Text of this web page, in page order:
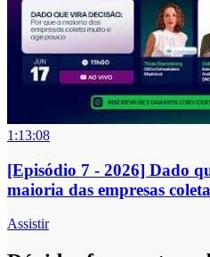
1:13:08
[Episódio 7 - 2026] Dado
maioria das empresas
Assistir